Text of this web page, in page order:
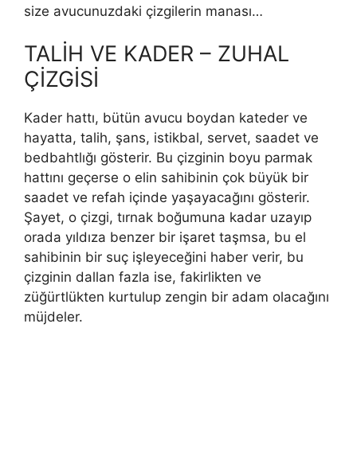
size avucunuzdaki çizgilerin manası…
TALİH VE KADER – ZUHAL
ÇİZGİSİ
Kader hattı, bütün avucu boydan kateder ve
hayatta, talih, şans, istikbal, servet, saadet ve
bedbahtlığı gösterir. Bu çizginin boyu parmak
hattını geçerse o elin sahibinin çok büyük bir
saadet ve refah içinde yaşayacağını gösterir.
Şayet, o çizgi, tırnak boğumuna kadar uzayıp
orada yıldıza benzer bir işaret taşmsa, bu el
sahibinin bir suç iş­leyeceğini haber verir, bu
çizginin dallan fazla ise, fakirlikten ve
züğürtlükten kurtulup zengin bir adam olacağını
müjdeler.